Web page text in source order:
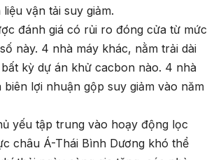
vận tải suy giảm.
đánh giá có rủi ro đóng cửa từ mức
này. 4 nhà máy khác, nằm trải dài
kỳ dự án khử cacbon nào. 4 nhà
lợi nhuận gộp suy giảm vào năm
yếu tập trung vào hoạy động lọc
châu Á-Thái Bình Dương khó thể